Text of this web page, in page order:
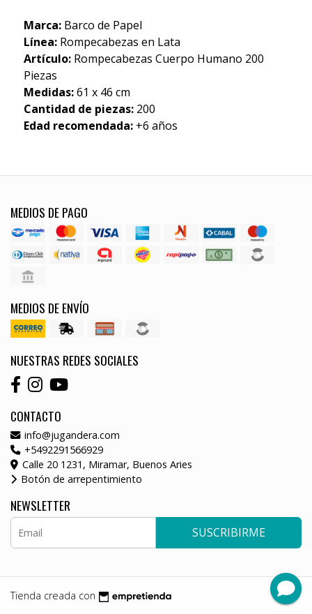
Marca:Barco de Papel
Línea:Rompecabezas en Lata
Artículo:Rompecabezas Cuerpo Humano 200
Piezas
Medidas:61 x 46 cm
Cantidad de piezas:200
Edad recomendada:+6 años
MEDIOS DE PAGO
MEDIOS DE ENVÍO
NUESTRAS REDES SOCIALES
CONTACTO
info@jugandera.com
+5492291566929
Calle 20 1231, Miramar, Buenos Aries
Botón de arrepentimiento
NEWSLETTER
SUSCRIBIRME
Tienda creada con